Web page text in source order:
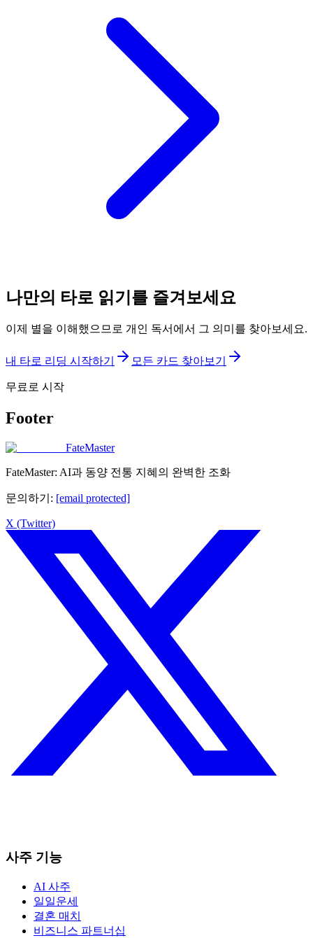
나만의 타로 읽기를 즐겨보세요
이제 별을 이해했으므로 개인 독서에서 그 의미를 찾아보세요.
내 타로 리딩 시작하기 모든 카드 찾아보기
무료로 시작
Footer
FateMaster
FateMaster: AI과 동양 전통 지혜의 완벽한 조화
문의하기 : [email protected]
X (Twitter)
사주 기능
AI 사주
일일운세
결혼 매치
비즈니스 파트너십